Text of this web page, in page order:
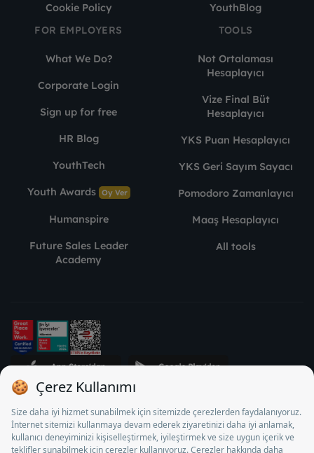
Cookie Policy
YouthBlog
FOR EMPLOYERS
What We Do?
Corporate Login
Sign up for free
HR Blog
YouthTech
Youth Awards Oy Ver
Humanspire
Future Sales Leader
Academy
TOOLS
Not Ortalaması
Hesaplayıcı
Vize Final Büt
Hesaplayıcı
YKS Puan Hesaplayıcı
YKS Geri Sayım Sayacı
Pomodoro Zamanlayıcı
Maaş Hesaplayıcı
All tools
STJ Human Resources Informatics and Consultancy Inc. as a
Private Employment Agency to operate between 13/05/2025 -